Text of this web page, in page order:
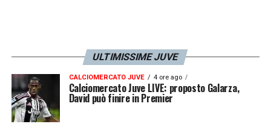
ULTIMISSIME JUVE
CALCIOMERCATO JUVE 4 ore ago
Calciomercato Juve LIVE: proposto Galarza,
David può finire in Premier